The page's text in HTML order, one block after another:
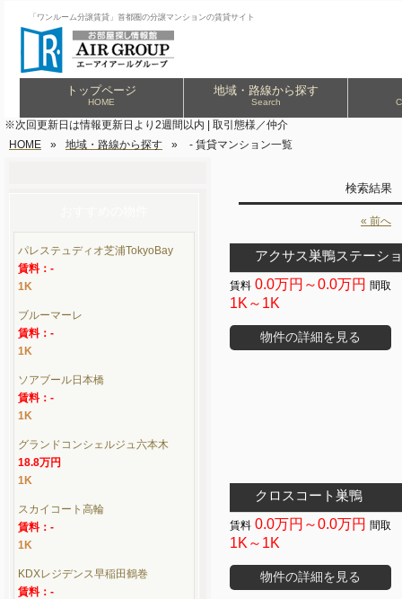
「ワンルーム分譲賃貸」首都圏の分譲マンションの賃貸サイト
トップページ
HOME
地域・路線から探す
Search
※次回更新日は情報更新日より2週間以内 | 取引態様／仲介
HOME
» 地域・路線から探す » - 賃貸マンション一覧
検索結
« 前へ
アクサス巣鴨ステーシ
0.0万円～0.0万円
1K～1K
物件の詳細を見る
クロスコート巣鴨
0.0万円～0.0万円
1K～1K
物件の詳細を見る
パレステュディオ芝浦TokyoBay
賃料：-
1K
ブルーマーレ
賃料：-
1K
ソアブール日本橋
賃料：-
1K
グランドコンシェルジュ六本木
18.8万円
1K
スカイコート高輪
賃料：-
1K
KDXレジデンス早稲田鶴巻
賃料：-